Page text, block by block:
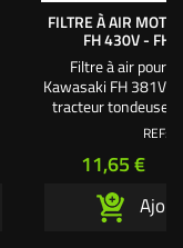
FILTRE À AIR
FH 430V - FH
Filtre à air pour
Kawasaki FH 381V -
tracteur tondeuse
185 mm. Largeur
REF:
Prix
11,65 €